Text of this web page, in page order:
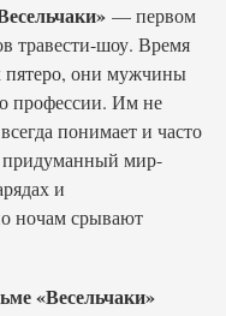
— первом
травести-шоу. Время
пятеро, они мужчины
профессии. Им не
понимает и часто
придуманный мир-
и
ночам срывают
«Весельчаки»